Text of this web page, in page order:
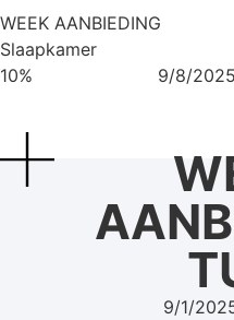
WEEK AANBIEDING
Slaapkamer
10%
9/8/2025
9/1/